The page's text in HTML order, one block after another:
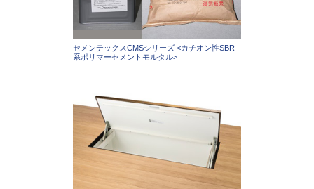
セメンテックスCMSシリーズ <カチオン性SBR
系ポリマーセメントモルタル>